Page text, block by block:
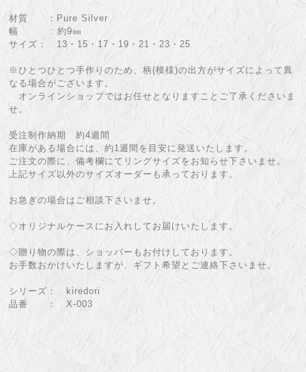
材質 ：Pure Silver
幅 : 約9㎜
サイズ： 13・15・17・19・21・23・25
※ひとつひとつ手作りのため、柄(模様)の出方がサイズによって異
なる場合がございます。
オンラインショップではお任せとなりますことご了承くださいま
せ。
受注制作納期 約4週間
在庫がある場合には、約1週間を目安に発送いたします。
ご注文の際に、備考欄にてリングサイズをお知らせ下さいませ。
上記サイズ以外のサイズオーダーも承っております。
お急ぎの場合はご相談下さいませ。
◇オリジナルケースにお入れしてお届けいたします。
◇贈り物の際は、ショッパーもお付けしております。
お手数おかけいたしますが、ギフト希望とご連絡下さいませ。
シリーズ： kiredori
品番 ： X-003